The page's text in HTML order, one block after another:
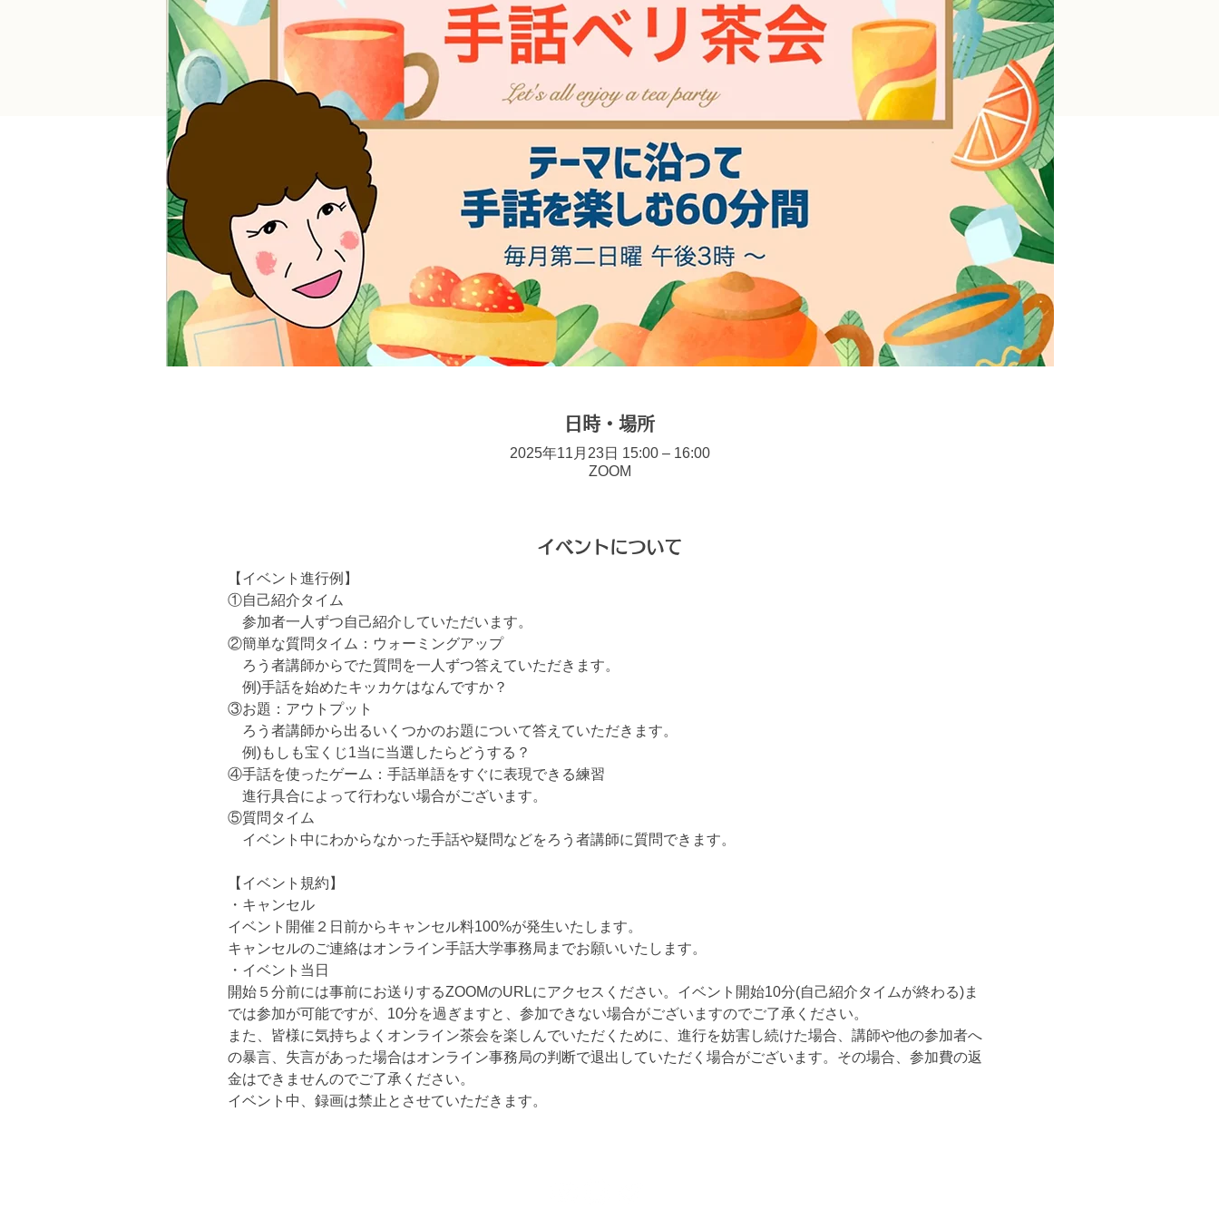
日時・場所
2025年11月23日 15:00 – 16:00
ZOOM
イベントについて
【イベント進行例】
①自己紹介タイム
参加者一人ずつ自己紹介していただいます。
②簡単な質問タイム：ウォーミングアップ
ろう者講師からでた質問を一人ずつ答えていただきます。
例)手話を始めたキッカケはなんですか？
③お題：アウトプット
ろう者講師から出るいくつかのお題について答えていただきます。
例)もしも宝くじ1当に当選したらどうする？
④手話を使ったゲーム：手話単語をすぐに表現できる練習
進行具合によって行わない場合がございます。
⑤質問タイム
イベント中にわからなかった手話や疑問などをろう者講師に質問できます。
【イベント規約】
・キャンセル
イベント開催２日前からキャンセル料100%が発生いたします。
キャンセルのご連絡はオンライン手話大学事務局までお願いいたします。
・イベント当日
開始５分前には事前にお送りするZOOMのURLにアクセスください。イベント開始10分(自己紹介タイムが終わる)ま
では参加が可能ですが、10分を過ぎますと、参加できない場合がございますのでご了承ください。
また、皆様に気持ちよくオンライン茶会を楽しんでいただくために、進行を妨害し続けた場合、講師や他の参加者へ
の暴言、失言があった場合はオンライン事務局の判断で退出していただく場合がございます。その場合、参加費の返
金はできませんのでご了承ください。
イベント中、録画は禁止とさせていただきます。